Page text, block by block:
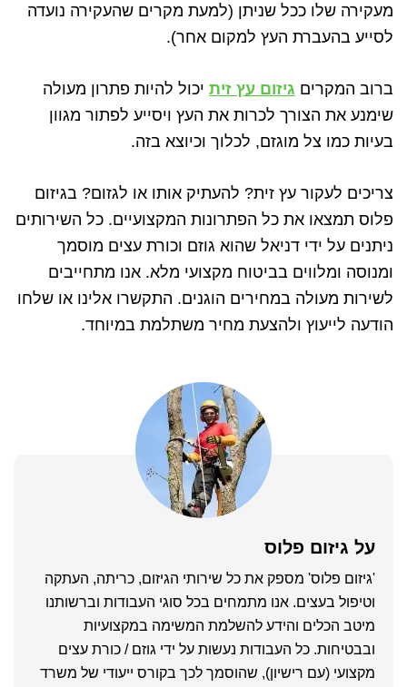
מעקירה שלו ככל שניתן (למעת מקרים שהעקירה נועדה
לסייע בהעברת העץ למקום אחר).
ברוב המקרים גיזום עץ זית יכול להיות פתרון מעולה
שימנע את הצורך לכרות את העץ ויסייע לפתור מגוון
בעיות כמו צל מוגזם, לכלוך וכיוצא בזה.
צריכים לעקור עץ זית? להעתיק אותו או לגזום? בגיזום
פלוס תמצאו את כל הפתרונות המקצועיים. כל השירותים
ניתנים על ידי דניאל שהוא גוזם וכורת עצים מוסמך
ומנוסה ומלווים בביטוח מקצועי מלא. אנו מתחייבים
לשירות מעולה במחירים הוגנים. התקשרו אלינו או שלחו
הודעה לייעוץ ולהצעת מחיר משתלמת במיוחד.
על גיזום פלוס
'גיזום פלוס' מספק את כל שירותי הגיזום, כריתה, העתקה
וטיפול בעצים. אנו מתמחים בכל סוגי העבודות וברשותנו
מיטב הכלים והידע להשלמת המשימה במקצועיות
ובבטיחות. כל העבודות נעשות על ידי גוזם / כורת עצים
מקצועי (עם רישיון), שהוסמך לכך בקורס ייעודי של משרד